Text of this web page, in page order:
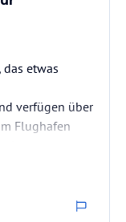
etwas
verfügen über
Flughafen
und zwei